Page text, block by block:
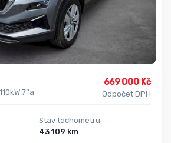
7°a
669 000 Kč
Odpočet DPH
Stav tachometru
43 109 km